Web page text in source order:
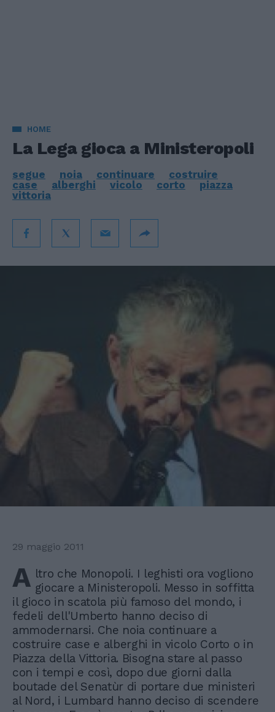
HOME
La Lega gioca a Ministeropoli
segue noia continuare
costruire
case
alberghi vicolo corto
piazza
vittoria
29 maggio 2011
A ltro che Monopoli. I leghisti ora vogliono
giocare a Ministeropoli. Messo in soffitta
il gioco in scatola più famoso del mondo, i
fedeli dell'Umberto hanno deciso di
ammodernarsi. Che noia continuare a
costruire case e alberghi in vicolo Corto o in
Piazza della Vittoria. Bisogna stare al passo
con i tempi e così, dopo due giorni dalla
boutade del Senatùr di portare due ministeri
al Nord, i Lumbard hanno deciso di scendere